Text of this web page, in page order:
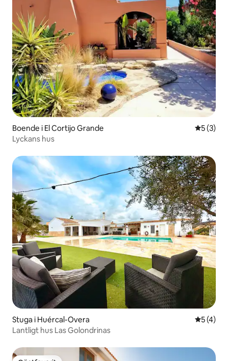
Boende i El Cortijo Grande 5 av 5 i
5 (3)
Lyckans hus
Stuga i Huércal-Overa 5 av 5 i
5 (4)
Lantligt hus Las Golondrinas